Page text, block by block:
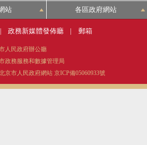
站 各區政府網站
政務新媒體發佈廳 郵箱
人民政府辦公廳
政務服務和數據管理局
京市人民政府網站 京ICP備05060933號